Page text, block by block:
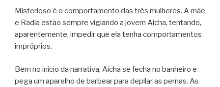
Misterioso é o comportamento das três mulheres. A mãe
e Radia estão sempre vigiando a jovem Aicha, tentando,
aparentemente, impedir que ela tenha comportamentos
impróprios.
Bem no início da narrativa, Aicha se fecha no banheiro e
pega um aparelho de barbear para depilar as pernas. As